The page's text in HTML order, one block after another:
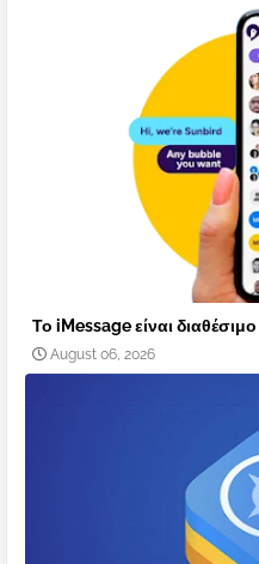
Το iMessage είναι
August 06, 2026